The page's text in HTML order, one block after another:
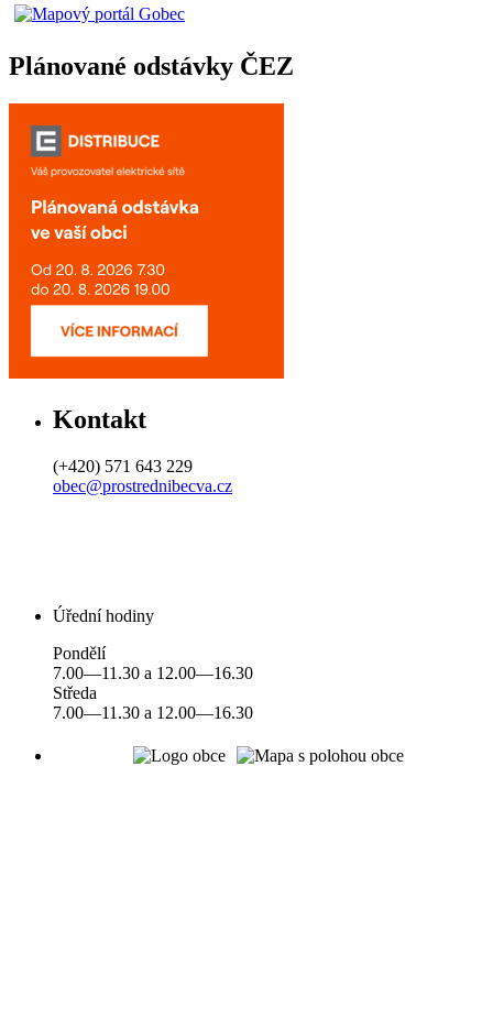
Plánované odstávky ČEZ
Kontakt
(+420) 571 643 229
obec@prostrednibecva.cz
Úřední hodiny
Pondělí
7.00—11.30 a 12.00—16.30
Středa
7.00—11.30 a 12.00—16.30